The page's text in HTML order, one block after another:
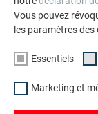
Vous pouvez
les paramètres des
Essentiels
Marketing et